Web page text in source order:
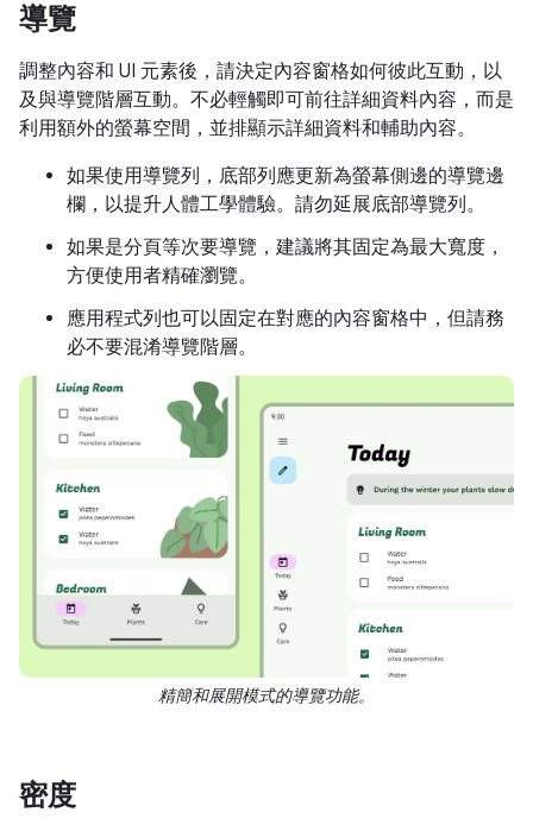
導覽
調整內容和 UI 元素後，請決定內容窗格如何彼此互動，以
及與導覽階層互動。不必輕觸即可前往詳細資料內容，而是
利用額外的螢幕空間，並排顯示詳細資料和輔助內容。
如果使用導覽列，底部列應更新為螢幕側邊的導覽邊
欄，以提升人體工學體驗。請勿延展底部導覽列。
如果是分頁等次要導覽，建議將其固定為最大寬度，
方便使用者精確瀏覽。
應用程式列也可以固定在對應的內容窗格中，但請務
必不要混淆導覽階層。
精簡和展開模式的導覽功能。
密度